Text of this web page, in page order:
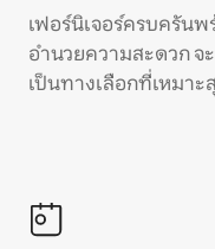
เฟอร์นิเจอร์ครบครัน
อำนวยความสะดวก จ
เป็นทางเลือกที่เหมา